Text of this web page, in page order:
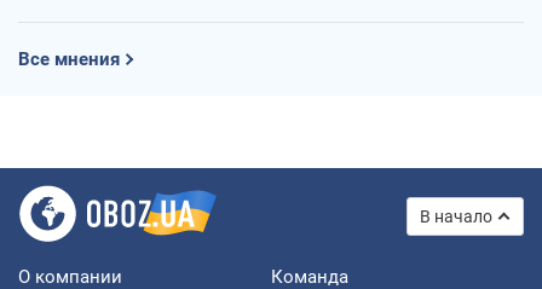
Все мнения
В начало
О компании Команда